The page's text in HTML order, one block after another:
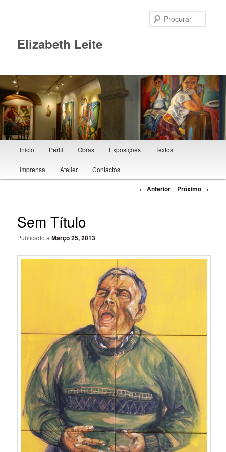
Elizabeth Leite
Saltar para o conteúdo primário
Início Perfil Obras Exposições Textos
Imprensa Atelier Contactos
Navegação de posts
← Anterior Próximo →
Sem Título
Publicado aMarço 25, 2013